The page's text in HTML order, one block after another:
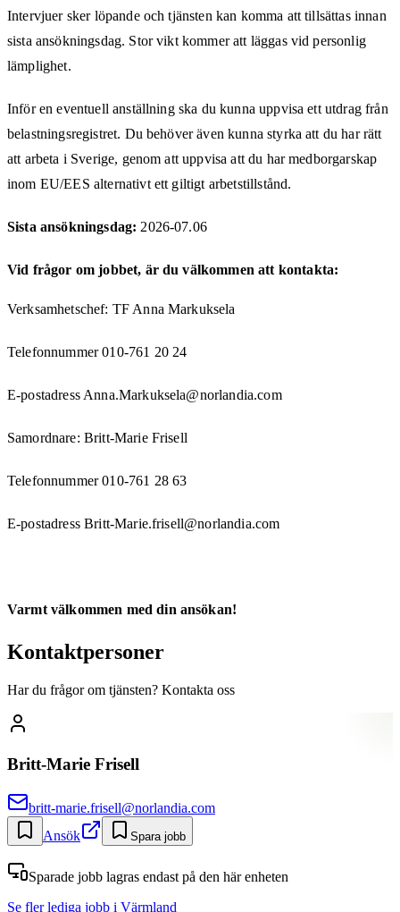
Intervjuer sker löpande och tjänsten kan komma att tillsättas innan
sista ansökningsdag. Stor vikt kommer att läggas vid personlig
lämplighet.
Inför en eventuell anställning ska du kunna uppvisa ett utdrag från
belastningsregistret. Du behöver även kunna styrka att du har rätt
att arbeta i Sverige, genom att uppvisa att du har medborgarskap
inom EU/EES alternativt ett giltigt arbetstillstånd.
Sista ansökningsdag: 2026-07.06
Vid frågor om jobbet, är du välkommen att kontakta:
Verksamhetschef: TF Anna Markuksela
Telefonnummer 010-761 20 24
E-postadress Anna.Markuksela@norlandia.com
Samordnare: Britt-Marie Frisell
Telefonnummer 010-761 28 63
E-postadress Britt-Marie.frisell@norlandia.com
Varmt välkommen med din ansökan!
Kontaktpersoner
Har du frågor om tjänsten? Kontakta oss
Britt-Marie Frisell
britt-marie.frisell@norlandia.com
Ansök
Spara jobb
Sparade jobb lagras endast på den här enheten
Se fler lediga jobb i Värmland